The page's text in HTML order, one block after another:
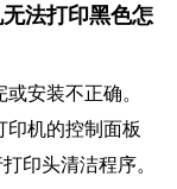
法打印黑色怎
安装不正确。
印机的控制面板
印头清洁程序。